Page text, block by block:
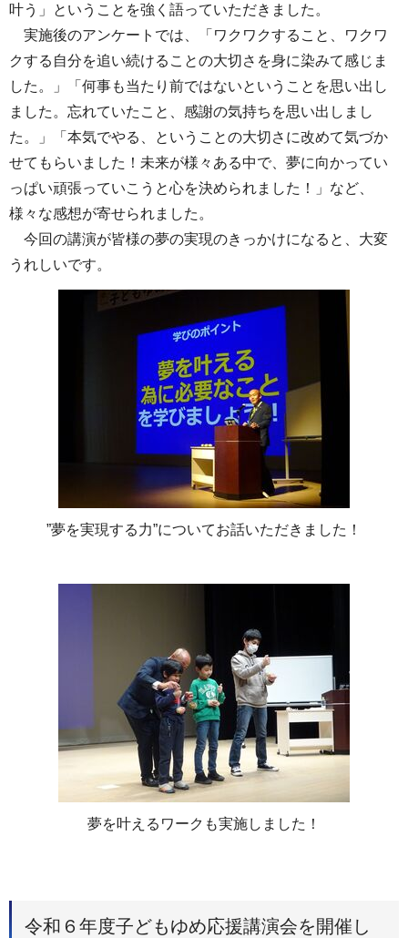
叶う」ということを強く語っていただきました。
実施後のアンケートでは、「ワクワクすること、ワクワ
クする自分を追い続けることの大切さを身に染みて感じま
した。」「何事も当たり前ではないということを思い出し
ました。忘れていたこと、感謝の気持ちを思い出しまし
た。」「本気でやる、ということの大切さに改めて気づか
せてもらいました！未来が様々ある中で、夢に向かってい
っぱい頑張っていこうと心を決められました！」など、
様々な感想が寄せられました。
今回の講演が皆様の夢の実現のきっかけになると、大変
うれしいです。
”夢を実現する力”についてお話いただきました！
夢を叶えるワークも実施しました！
令和６年度子どもゆめ応援講演会を開催し